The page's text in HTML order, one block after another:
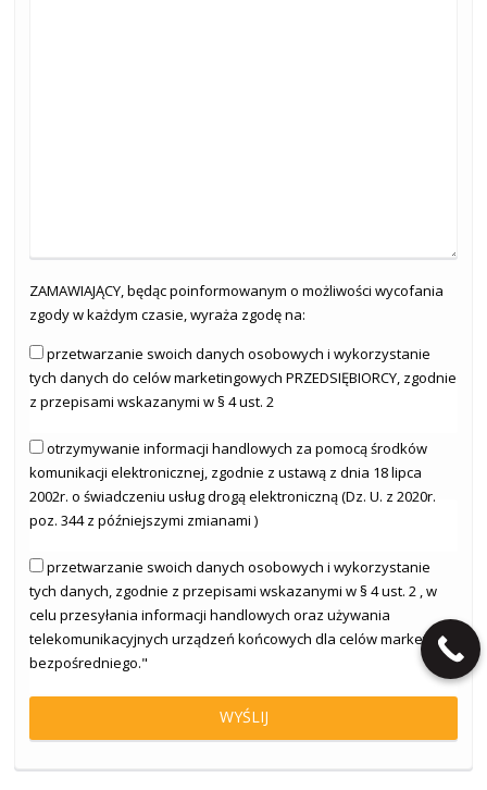
ZAMAWIAJĄCY, będąc poinformowanym o możliwości wycofania
zgody w każdym czasie, wyraża zgodę na:
przetwarzanie swoich danych osobowych i wykorzystanie
tych danych do celów marketingowych PRZEDSIĘBIORCY, zgodnie
z przepisami wskazanymi w § 4 ust. 2
otrzymywanie informacji handlowych za pomocą środków
komunikacji elektronicznej, zgodnie z ustawą z dnia 18 lipca
2002r. o świadczeniu usług drogą elektroniczną (Dz. U. z 2020r.
poz. 344 z późniejszymi zmianami )
przetwarzanie swoich danych osobowych i wykorzystanie
tych danych, zgodnie z przepisami wskazanymi w § 4 ust. 2 , w
celu przesyłania informacji handlowych oraz używania
telekomunikacyjnych urządzeń końcowych dla celów marketingu
bezpośredniego."